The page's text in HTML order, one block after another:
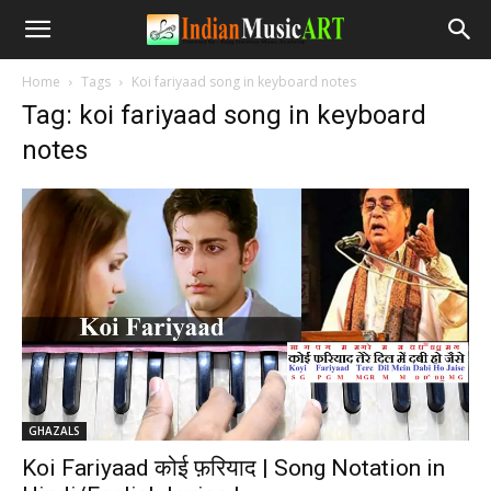
Home Tags Koi fariyaad song in keyboard notes
Tag: koi fariyaad song in keyboard
notes
GHAZALS
Koi Fariyaad कोई फ़रियाद | Song Notation in